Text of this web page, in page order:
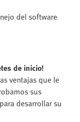
del software
de inicio!
ventajas que le
sus
desarrollar su